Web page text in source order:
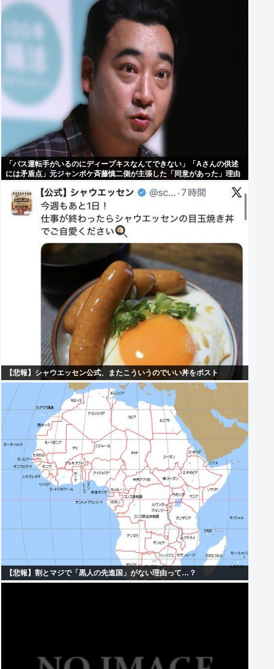
「バス運転手がいるのにディープキスなんてできない」「Aさんの供述
には矛盾点」元ジャンポケ斉藤慎二側が主張した「同意があった」理由
【悲報】シャウエッセン公式、またこういうのでいい丼をポスト
【悲報】割とマジで「黒人の先進国」がない理由って…？